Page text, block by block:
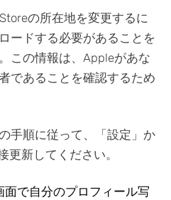
の所在地を変更するに
ードする必要があることを
この情報は、Appleがあな
であることを確認するため
手順に従って、「設定」か
更新してください。
面で自分のプロフィール写